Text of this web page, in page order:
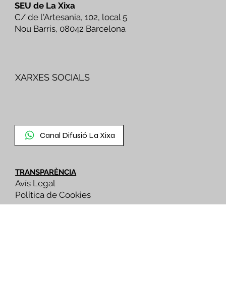
SEU de La Xixa
C/ de l'Artesania, 102, local 5
Nou Barris, 08042 Barcelona
XARXES SOCIALS
Canal Difusió La Xixa
TRANSPARÈNCIA
Avís Legal
Política de Cookies